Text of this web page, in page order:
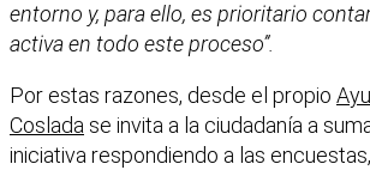
entorno y, para ello, es prioritario
activa en todo este proceso”.
Por estas razones, desde el propio
Coslada se invita a la ciudadanía a
iniciativa respondiendo a las